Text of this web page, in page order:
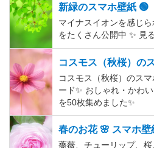
新緑のスマホ壁紙 🟢
マイナスイオンを感じ
をたくさん公開中 ✨ 見
コスモス（秋桜）の
コスモス（秋桜）のス
ード✨️ おしゃれ・かわ
を50枚集めました✨️
春のお花 🌸 スマホ壁
薔薇、チューリップ、